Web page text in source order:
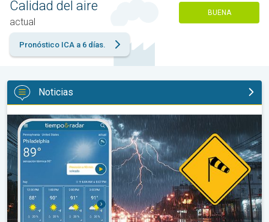
Calidad del aire
actual
BUENA
Pronóstico ICA a 6 días.
Noticias
La oleada de humedad provoca fuertes tormentas. Diluvio